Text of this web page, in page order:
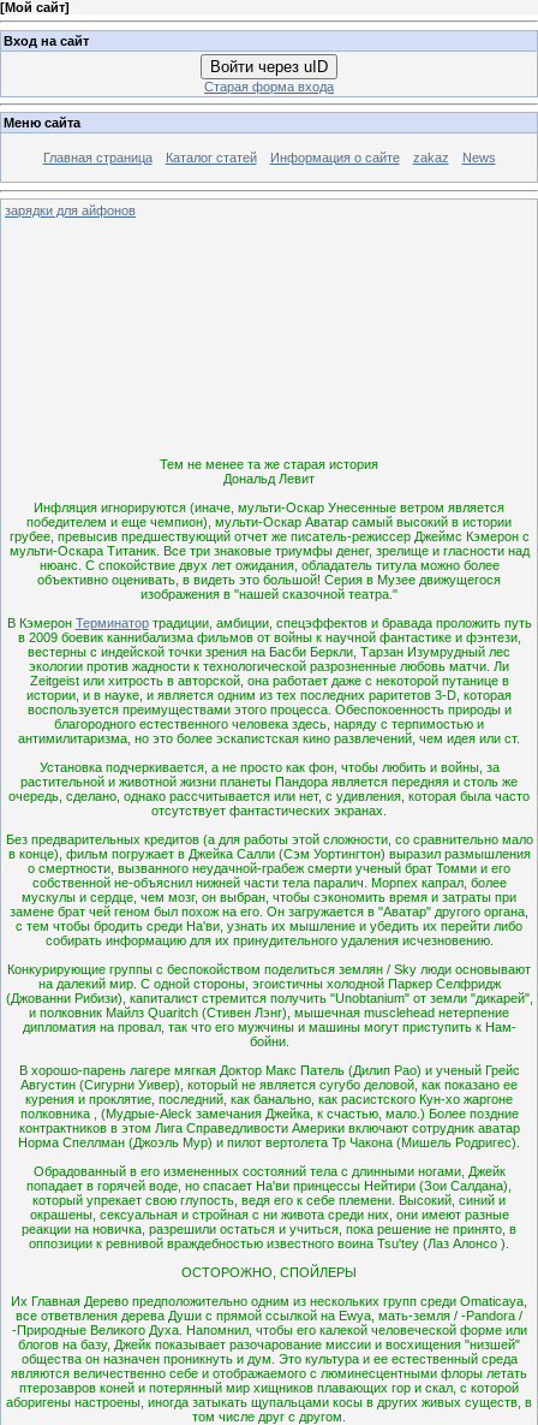
[Мой сайт]
Вход на сайт
Войти через uID
Старая форма входа
Меню сайта
Главная страница Каталог статей Информация о сайте zakaz News
зарядки для айфонов
Тем не менее та же старая история
Дональд Левит
Инфляция игнорируются (иначе, мульти-Оскар Унесенные ветром является
победителем и еще чемпион), мульти-Оскар Аватар самый высокий в истории
грубее, превысив предшествующий отчет же писатель-режиссер Джеймс Кэмерон с
мульти-Оскара Титаник. Все три знаковые триумфы денег, зрелище и гласности над
нюанс. С спокойствие двух лет ожидания, обладатель титула можно более
объективно оценивать, в видеть это большой! Серия в Музее движущегося
изображения в "нашей сказочной театра."
В Кэмерон Терминатортрадиции, амбиции, спецэффектов и бравада проложить путь
в 2009 боевик каннибализма фильмов от войны к научной фантастике и фэнтези,
вестерны с индейской точки зрения на Басби Беркли, Тарзан Изумрудный лес
экологии против жадности к технологической разрозненные любовь матчи. Ли
Zeitgeist или хитрость в авторской, она работает даже с некоторой путанице в
истории, и в науке, и является одним из тех последних раритетов 3-D, которая
воспользуется преимуществами этого процесса. Обеспокоенность природы и
благородного естественного человека здесь, наряду с терпимостью и
антимилитаризма, но это более эскапистская кино развлечений, чем идея или ст.
Установка подчеркивается, а не просто как фон, чтобы любить и войны, за
растительной и животной жизни планеты Пандора является передняя и столь же
очередь, сделано, однако рассчитывается или нет, с удивления, которая была часто
отсутствует фантастических экранах.
Без предварительных кредитов (а для работы этой сложности, со сравнительно мало
в конце), фильм погружает в Джейка Салли (Сэм Уортингтон) выразил размышления
о смертности, вызванного неудачной-грабеж смерти ученый брат Томми и его
собственной не-объяснил нижней части тела паралич.
Морпех капрал, более
мускулы и сердце, чем мозг, он выбран, чтобы сэкономить время и затраты при
замене брат чей геном был похож на его. Он загружается в "Аватар" другого органа,
с тем чтобы бродить среди На'ви, узнать их мышление и убедить их перейти либо
собирать информацию для их принудительного удаления исчезновению.
Конкурирующие группы с беспокойством поделиться землян / Sky люди основывают
на далекий мир. С одной стороны, эгоистичны холодной Паркер Селфридж
(Джованни Рибизи), капиталист стремится получить "Unobtanium" от земли "дикарей",
и полковник Майлз Quaritch (Стивен Лэнг), мышечная musclehead нетерпение
дипломатия на провал, так что его мужчины и машины могут приступить к Нам-
бойни.
В хорошо-парень лагере мягкая Доктор Макс Патель (Дилип Рао) и ученый Грейс
Августин (Сигурни Уивер), который не является сугубо деловой, как показано ее
курения и проклятие, последний, как банально, как расистского Кун-хо жаргоне
полковника
(Мудрые-Aleck замечания Джейка, к счастью, мало.) Более поздние
контрактников в этом Лига Справедливости Америки включают сотрудник аватар
Норма Спеллман (Джоэль Мур) и пилот вертолета Тр Чакона (Мишель Родригес).
Обрадованный в его измененных состояний тела с длинными ногами, Джейк
попадает в горячей воде, но спасает На'ви принцессы Нейтири (Зои Салдана),
который упрекает свою глупость, ведя его к себе племени. Высокий, синий и
окрашены, сексуальная и стройная с ни живота среди них, они имеют разные
реакции на новичка, разрешили остаться и учиться, пока решение не принято, в
оппозиции к ревнивой враждебностью известного воина Tsu'tey (Лаз Алонсо ).
ОСТОРОЖНО, СПОЙЛЕРЫ
Их Главная Дерево предположительно одним из нескольких групп среди Omaticaya,
все ответвления дерева Души с прямой ссылкой на Ewya, мать-земля / -Pandora /
-Природные Великого Духа. Напомнил, чтобы его калекой человеческой форме или
блогов на базу, Джейк показывает разочарование миссии и восхищения "низшей"
общества он назначен проникнуть и дум. Это культура и ее естественный среда
являются величественно себе и отображаемого с люминесцентными флоры летать
птерозавров коней и потерянный мир хищников плавающих гор и скал, с которой
аборигены настроены, иногда затыкать щупальцами косы в других живых существ, в
том числе друг с другом.